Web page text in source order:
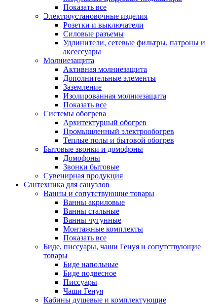
Показать все
Электроустановочные изделия
Розетки и выключатели
Силовые разъемы
Удлинители, сетевые фильтры, патроны и
аксессуары
Молниезащита
Активная молниезащита
Дополнительные элементы
Заземление
Изолированная молниезащита
Показать все
Системы обогрева
Архитектурный обогрев
Промышленный электрообогрев
Теплые полы и бытовой обогрев
Бытовые звонки и домофоны
Домофоны
Звонки бытовые
Сувенирная продукция
Сантехника для санузлов
Ванны и сопутствующие товары
Ванны акриловые
Ванны стальные
Ванны чугунные
Монтажные комплекты
Показать все
Биде, писсуары, чаши Генуя и сопутствующие
товары
Биде напольные
Биде подвесное
Писсуары
Чаши Генуя
Кабины душевые и комплектующие